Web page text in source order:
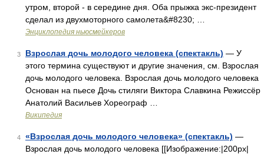
утром, второй ‑ в середине дня. Оба прыжка экс‑президент
сделал из двухмоторного самолета&#8230; …
Энциклопедия ньюсмейкеров
3 Взрослая дочь молодого человека (спектакль) — У
этого термина существуют и другие значения, см. Взрослая
дочь молодого человека. Взрослая дочь молодого человека
Основан на пьесе Дочь стиляги Виктора Славкина Режиссёр
Анатолий Васильев Хореограф …
Википедия
4 «Взрослая дочь молодого человека» (спектакль) —
Взрослая дочь молодого человека [[Изображение:|200px|